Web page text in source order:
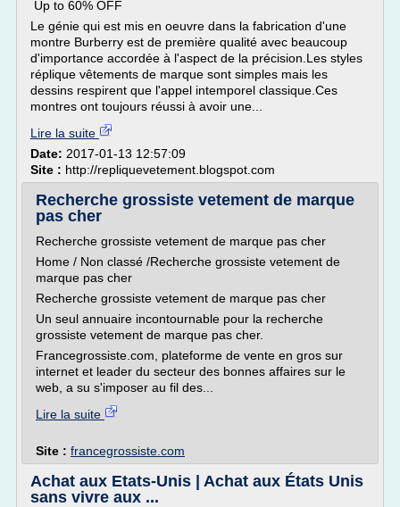
Up to 60% OFF
Le génie qui est mis en oeuvre dans la fabrication d'une
montre Burberry est de première qualité avec beaucoup
d'importance accordée à l'aspect de la précision.Les styles
réplique vêtements de marque sont simples mais les
dessins respirent que l'appel intemporel classique.Ces
montres ont toujours réussi à avoir une...
Lire la suite
Date: 2017-01-13 12:57:09
Site : http://repliquevetement.blogspot.com
Recherche grossiste vetement de marque
pas cher
Recherche grossiste vetement de marque pas cher
Home / Non classé /Recherche grossiste vetement de
marque pas cher
Recherche grossiste vetement de marque pas cher
Un seul annuaire incontournable pour la recherche
grossiste vetement de marque pas cher.
Francegrossiste.com, plateforme de vente en gros sur
internet et leader du secteur des bonnes affaires sur le
web, a su s'imposer au fil des...
Lire la suite
Site : francegrossiste.com
Achat aux Etats-Unis | Achat aux États Unis
sans vivre aux ...